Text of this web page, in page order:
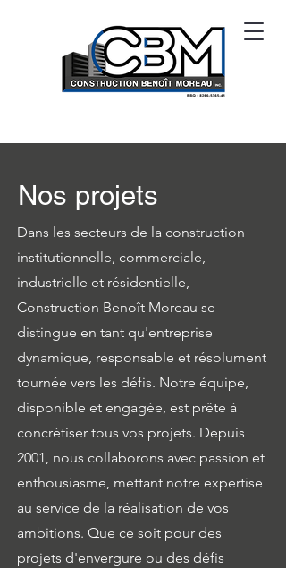
Nos projets
Dans les secteurs de la construction
institutionnelle, commerciale,
industrielle et résidentielle,
Construction Benoît Moreau se
distingue en tant qu'entreprise
dynamique, responsable et résolument
tournée vers les défis. Notre équipe,
disponible et engagée, est prête à
concrétiser tous vos projets. Depuis
2001, nous collaborons avec passion et
enthousiasme, mettant notre expertise
au service de la réalisation de vos
ambitions. Que ce soit pour des
projets d'envergure ou des défis